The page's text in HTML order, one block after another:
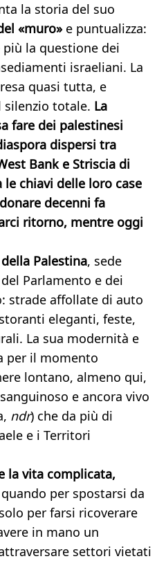
la storia del suo
«muro» e puntualizza:
la questione dei
israeliani. La
quasi tutta, e
silenzio totale. La
fare dei palestinesi
dispersi tra
Bank e Striscia di
le chiavi delle loro case
decenni fa
ritorno, mentre oggi
Palestina, sede
Parlamento e dei
strade affollate di auto
eleganti, feste,
La sua modernità e
per il momento
lontano, almeno qui,
e ancora vivo
ndr) che da più di
e i Territori
la vita complicata,
per spostarsi da
per farsi ricoverare
in mano un
settori vietati